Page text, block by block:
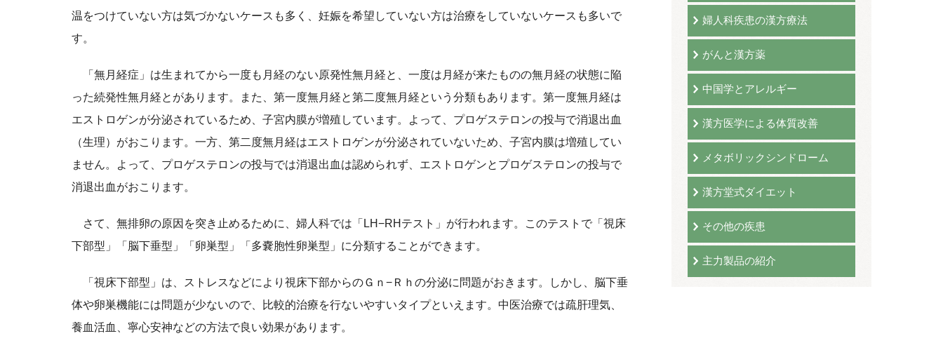
温をつけていない方は気づかないケースも多く、妊娠を希望していない方は治療をしていないケースも多いで
す。
「無月経症」は生まれてから一度も月経のない原発性無月経と、一度は月経が来たものの無月経の状態に陥
った続発性無月経とがあります。また、第一度無月経と第二度無月経という分類もあります。第一度無月経は
エストロゲンが分泌されているため、子宮内膜が増殖しています。よって、プロゲステロンの投与で消退出血
（生理）がおこります。一方、第二度無月経はエストロゲンが分泌されていないため、子宮内膜は増殖してい
ません。よって、プロゲステロンの投与では消退出血は認められず、エストロゲンとプロゲステロンの投与で
消退出血がおこります。
さて、無排卵の原因を突き止めるために、婦人科では「LH−RHテスト」が行われます。このテストで「視床
下部型」「脳下垂型」「卵巣型」「多嚢胞性卵巣型」に分類することができます。
「視床下部型」は、ストレスなどにより視床下部からのＧｎ−Ｒｈの分泌に問題がおきます。しかし、脳下垂
体や卵巣機能には問題が少ないので、比較的治療を行ないやすいタイプといえます。中医治療では疏肝理気、
養血活血、寧心安神などの方法で良い効果があります。
婦人科疾患の漢方療法
がんと漢方薬
中国学とアレルギー
漢方医学による体質改善
メタボリックシンドローム
漢方堂式ダイエット
その他の疾患
主力製品の紹介